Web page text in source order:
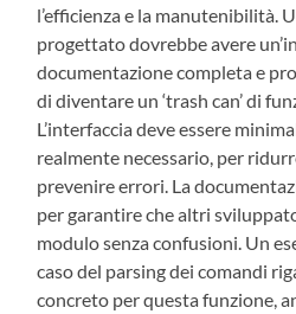
l’efficienza e la manutenibilità.
progettato dovrebbe avere
documentazione completa e
di diventare un ‘trash can’ di
L’interfaccia deve essere
realmente necessario, per
prevenire errori. La
per garantire che altri
modulo senza confusioni. Un
caso del parsing dei comandi
concreto per questa funzione,